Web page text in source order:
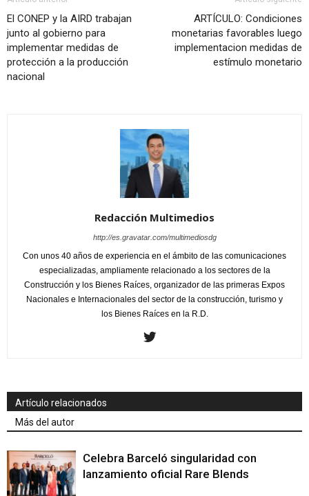
El CONEP y la AIRD trabajan
junto al gobierno para
implementar medidas de
protección a la producción
nacional
ARTÍCULO: Condiciones
monetarias favorables luego
implementacion medidas de
estímulo monetario
Redacción Multimedios
http://es.gravatar.com/multimediosdg
Con unos 40 años de experiencia en el ámbito de las comunicaciones
especializadas, ampliamente relacionado a los sectores de la
Construcción y los Bienes Raíces, organizador de las primeras Expos
Nacionales e Internacionales del sector de la construcción, turismo y
los Bienes Raíces en la R.D.
Artículo relacionados
Más del autor
Celebra Barceló singularidad con
lanzamiento oficial Rare Blends